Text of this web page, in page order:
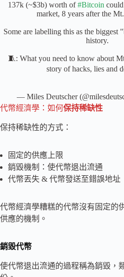
137k (~$3b) worth of#Bitcoin
market, 8 years after the
Some are labelling this as the biggest
history.
🧵: What you need to know about
story of hacks, lies and
— Miles Deutscher
代幣經濟學：如何保持稀缺性
保持稀缺性的方式：
固定的供應上限
銷毀機制：使代幣退出流通
代幣丟失 & 代幣發送至錯誤地址
代幣經濟學糟糕的代幣沒有固定的
供應的機制。
銷毀代幣
使代幣退出流通的過程稱為銷毀，